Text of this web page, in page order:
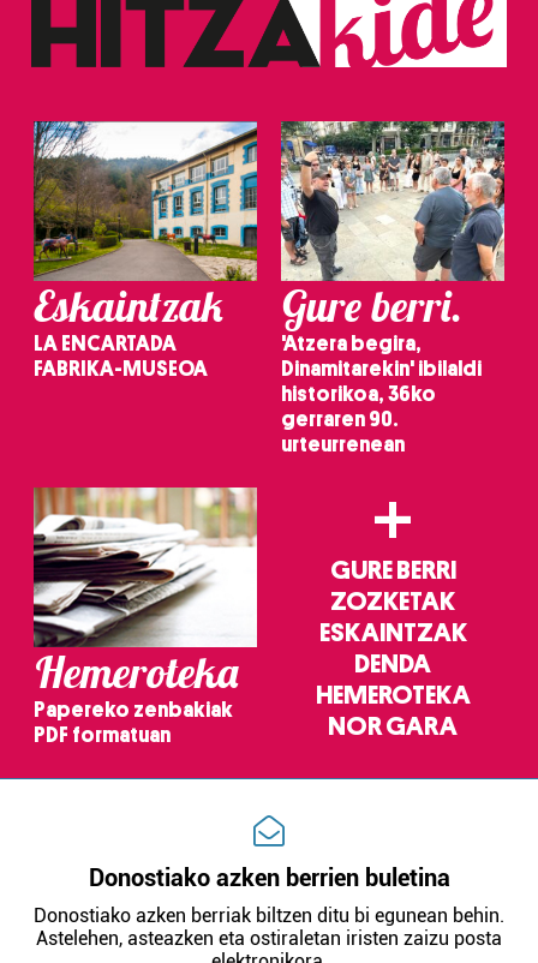
neurtzeko, jendeari buruzko informazioa biltzeko eta
produktuak garatzeko. Zure datuak nork eta zertarako
erabiltzen dituen hauta dezakezu.
Bazkide batzuek ez dizute baimenik eskatzen, eta beren
interes komertzial legitimoetan babesten dira. Ikusi gure
bazkideen zerrenda, beren ustez zein helburutarako
duten interes legitimoa eta horren aurka nola egin
dezakezun ikusteko.
Lortu zure datu pertsonalak prozesatzeko moduari
buruzko informazio gehiago eta ezarri zure lehentasunak
datuen atalean. Edozein unetan alda edo ken dezakezu
zure baimena Cookieen adierazpenean.
Webgune honek cookie propioak eta hirugarrenen cookie-
zerbitzuak hobetzeko asmoz, cookie teknologiaz
baliatzen gara. Ohar hau onartuz gero, teknologia hori
erabiltzeko baimen esplizitua ematen diguzu.
irakurri
Eskaintzak
LA ENCARTADA
FABRIKA-MUSEOA
Gure berri.
'Atzera begira,
Dinamitarekin' ibilaldi
historikoa, 36ko
gerraren 90.
urteurrenean
Hemeroteka
Papereko zenbakiak
PDF formatuan
+
GURE BERRI
ZOZKETAK
ESKAINTZAK
DENDA
HEMEROTEKA
NOR GARA
Donostiako azken berrien buletina
Donostiako azken berriak biltzen ditu bi egunean behin.
Astelehen, asteazken eta ostiraletan iristen zaizu posta